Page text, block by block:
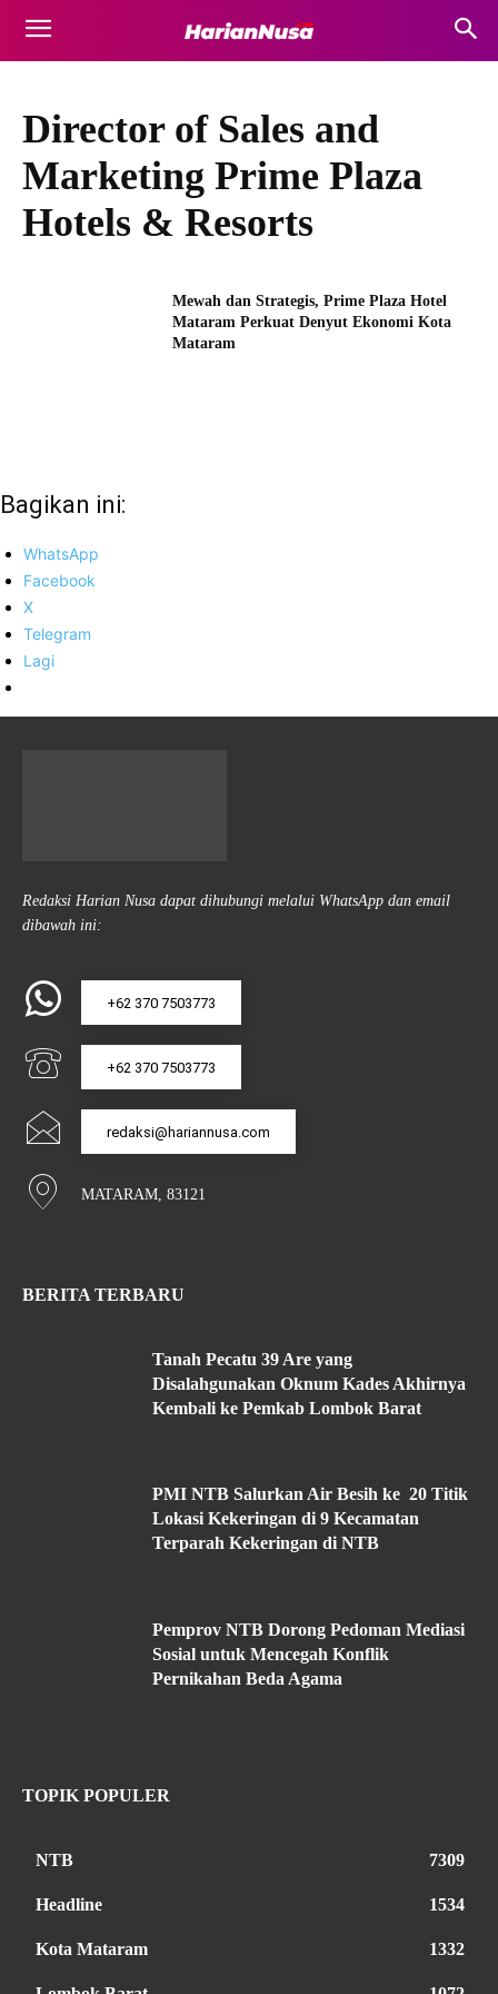
Director of Sales and
Marketing Prime Plaza
Hotels & Resorts
Mewah dan Strategis, Prime Plaza Hotel
Mataram Perkuat Denyut Ekonomi Kota
Mataram
Bagikan ini:
WhatsApp
Facebook
X
Telegram
Lagi
Redaksi Harian Nusa dapat dihubungi melalui WhatsApp dan email
dibawah ini:
+62 370 7503773
+62 370 7503773
redaksi@hariannusa.com
MATARAM, 83121
BERITA TERBARU
Tanah Pecatu 39 Are yang
Disalahgunakan Oknum Kades Akhirnya
Kembali ke Pemkab Lombok Barat
PMI NTB Salurkan Air Besih ke 20 Titik
Lokasi Kekeringan di 9 Kecamatan
Terparah Kekeringan di NTB
Pemprov NTB Dorong Pedoman Mediasi
Sosial untuk Mencegah Konflik
Pernikahan Beda Agama
TOPIK POPULER
NTB 7309
Headline 1534
Kota Mataram 1332